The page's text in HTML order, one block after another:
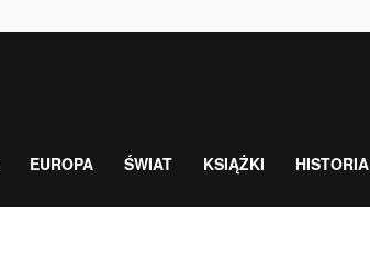
EUROPA ŚWIAT KSIĄŻKI HISTORIA